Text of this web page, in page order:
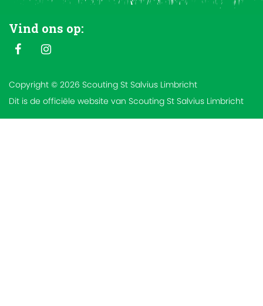
Vind ons op:
Copyright © 2026 Scouting St Salvius Limbricht
Dit is de officiële website van Scouting St Salvius Limbricht